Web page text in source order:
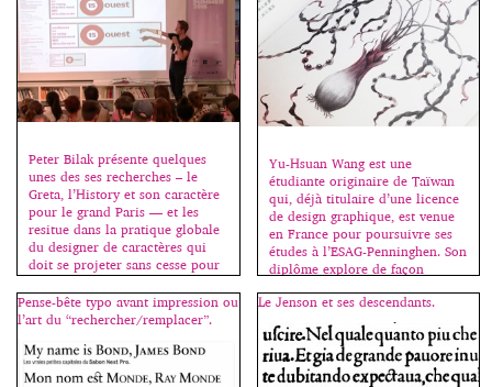
Peter Bilak présente quelques
unes des ses recherches – le
Greta, l’History et son caractère
pour le grand Paris — et les
resitue dans la pratique globale
du designer de caractères qui
doit se projeter sans cesse pour
imaginer ce que d’autres feront
de ses créations dans les
décennies à venir. Il aborde
simplement des notions pointues
permettant ainsi […]
Yu-Hsuan Wang est une
étudiante originaire de Taïwan
qui, déjà titulaire d’une licence
de design graphique, est venue
en France pour poursuivre ses
études à l’ESAG-Penninghen. Son
diplôme explore de façon
apportés par la mondialisation
et le métissage des cultures. À
partir de la cuisine, il construit
une sorte de métaphore pour
[…]
Pense-bête typo avant impression ou
l’art du “rechercher/remplacer”.
Le Jenson et ses descendants.